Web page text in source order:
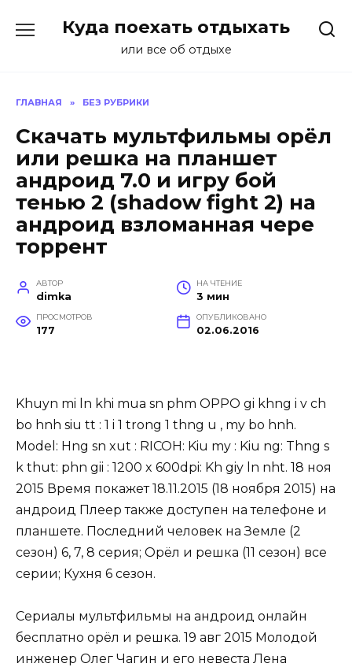
Куда поехать отдыхать
или все об отдыхе
ГЛАВНАЯ » БЕЗ РУБРИКИ
Скачать мультфильмы орёл
или решка на планшет
андроид 7.0 и игру бой
тенью 2 (shadow fight 2) на
андроид взломанная чере
торрент
АВТОР
dimka
НА ЧТЕНИЕ
3 мин
ПРОСМОТРОВ
177
ОПУБЛИКОВАНО
02.06.2016
Khuyn mi ln khi mua sn phm OPPO gi khng i v ch
bo hnh siu tt : 1 i 1 trong 1 thng u , my bo hnh.
Model: Hng sn xut : RICOH: Kiu my : Kiu ng: Thng s
k thut: phn gii : 1200 x 600dpi: Kh giy ln nht. 18 ноя
2015 Время покажет 18.11.2015 (18 ноября 2015) на
андроид Плеер также доступен на телефоне и
планшете. Последний человек на Земле (2
сезон) 6, 7, 8 серия; Орёл и решка (11 сезон) все
серии; Кухня 6 сезон.
Сериалы мультфильмы на андроид онлайн
бесплатно орёл и решка. 19 авг 2015 Молодой
инженер Олег Чагин и его невеста Лена